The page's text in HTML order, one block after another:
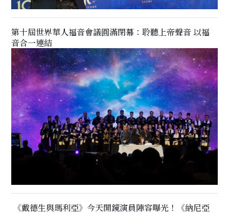
第十屆世界華人福音會議圓滿閉幕：聆聽上帝聲音 以福
音合一連結
《戴德生與瑪利亞》今天開鏡演員陣容曝光！《納尼亞